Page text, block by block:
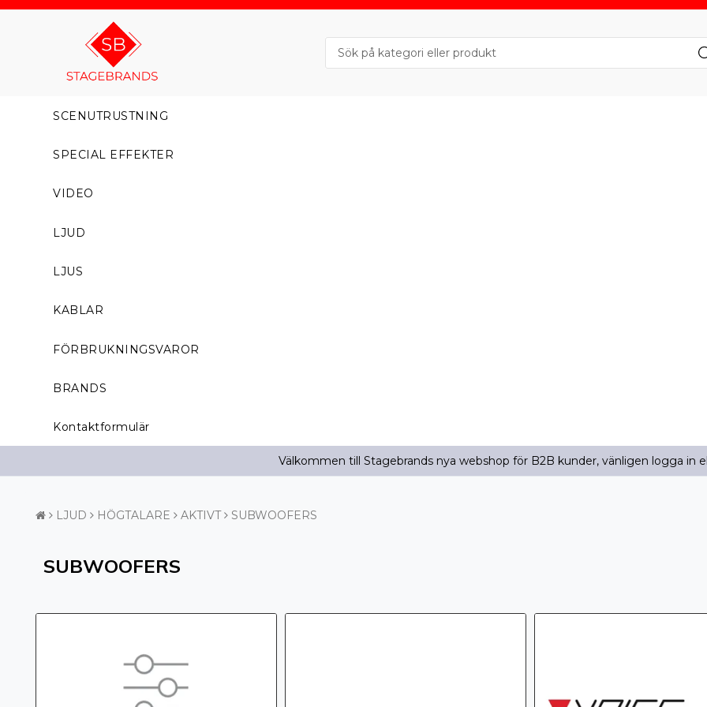
SCENUTRUSTNING
SPECIAL EFFEKTER
VIDEO
LJUD
LJUS
KABLAR
FÖRBRUKNINGSVAROR
BRANDS
Kontaktformulär
Välkommen till Stagebrands nya webshop för B2B kunder, vänligen logga in
LJUD HÖGTALARE AKTIVT SUBWOOFERS
SUBWOOFERS